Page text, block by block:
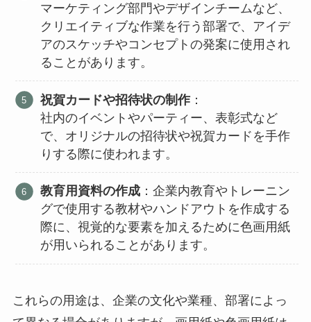
マーケティング部門やデザインチームなど、
クリエイティブな作業を行う部署で、アイデ
アのスケッチやコンセプトの発案に使用され
ることがあります。
祝賀カードや招待状の制作 ：
社内のイベントやパーティー、表彰式など
で、オリジナルの招待状や祝賀カードを手作
りする際に使われます。
教育用資料の作成 ：企業内教育やトレーニン
グで使用する教材やハンドアウトを作成する
際に、視覚的な要素を加えるために色画用紙
が用いられることがあります。
これらの用途は、企業の文化や業種、部署によっ